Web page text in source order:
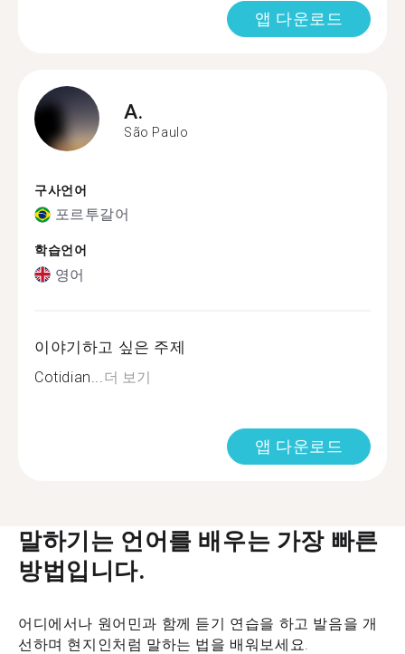
앱 다운로드
A.
São Paulo
구사언어
포르투갈어
학습언어
영어
이야기하고 싶은 주제
Cotidian... 더 보기
앱 다운로드
말하기는 언어를 배우는 가장 빠른
방법입니다.
어디에서나 원어민과 함께 듣기 연습을 하고 발음을 개
선하며 현지인처럼 말하는 법을 배워보세요.